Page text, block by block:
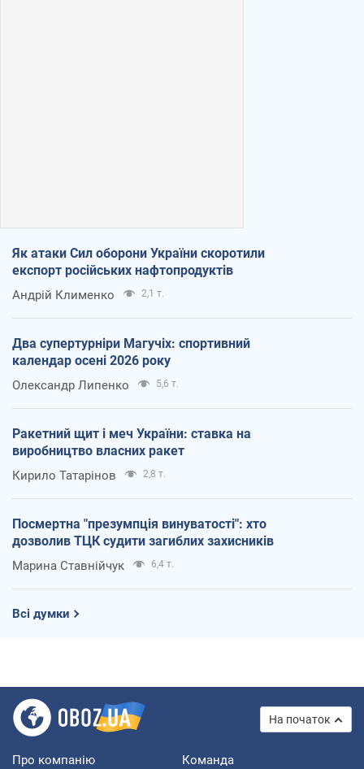
Як атаки Сил оборони України скоротили
експорт російських нафтопродуктів
Андрій Клименко 2,1 т.
Два супертурніри Магучіх: спортивний
календар осені 2026 року
Олександр Липенко 5,6 т.
Ракетний щит і меч України: ставка на
виробництво власних ракет
Кирило Татарінов 2,8 т.
Посмертна "презумпція винуватості": хто
дозволив ТЦК судити загиблих захисників
Марина Ставнійчук 6,4 т.
Всі думки
На початок
Про компанію Команда